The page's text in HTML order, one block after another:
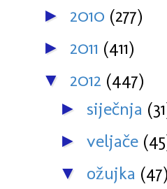
► 2010 (277)
► 2011 (411)
▼ 2012 (447)
► siječnja
► veljače
▼ ožujka (47)